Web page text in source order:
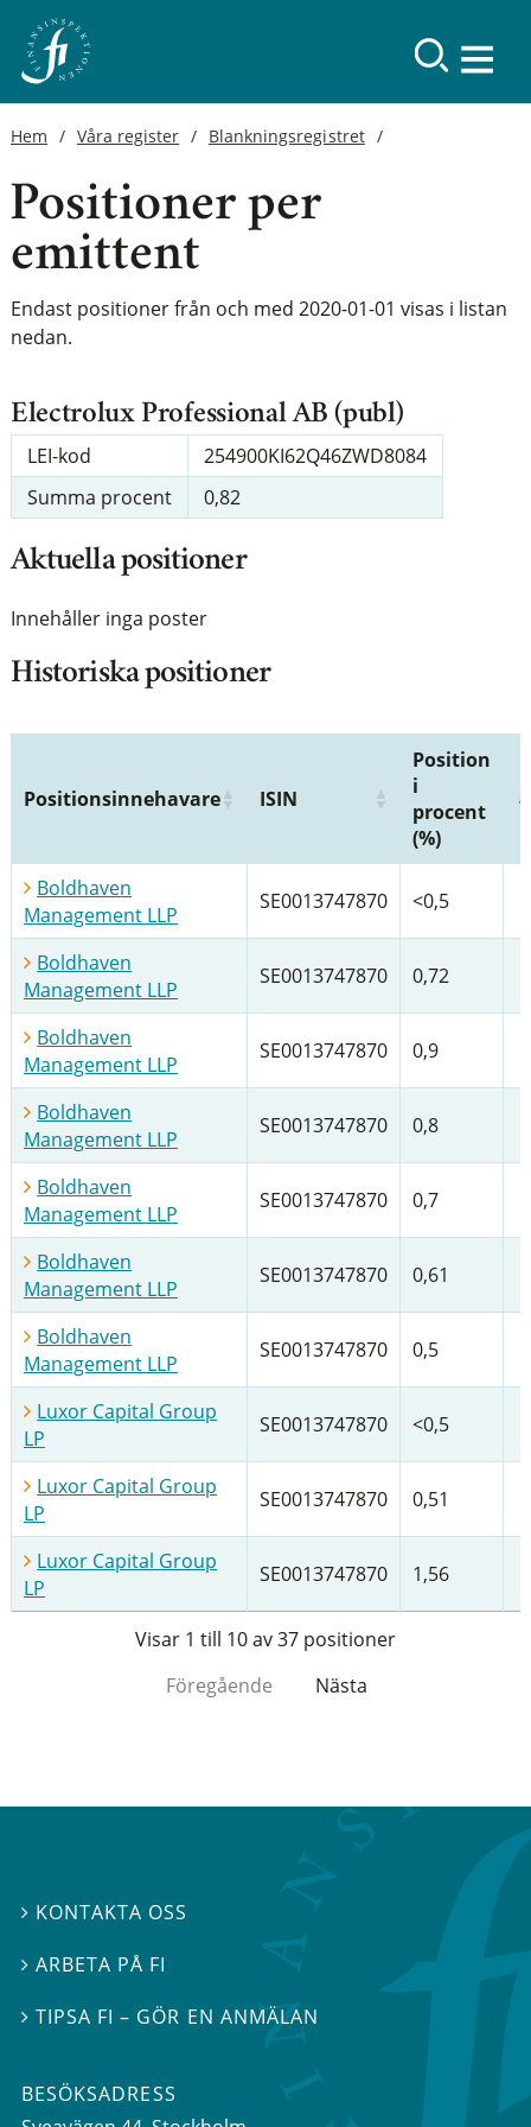
Hem Våra register Blankningsregistret
Positioner per
emittent
Endast positioner från och med 2020-01-01 visas i listan
nedan.
Electrolux Professional AB (publ)
LEI-kod
254900KI62Q46ZWD8084
Summa procent
0,82
Aktuella positioner
Innehåller inga poster
Historiska positioner
Positionsinnehavare ISIN
Position
i
procent
(%)
Boldhaven
Management LLP
SE0013747870 <0,5
Boldhaven
Management LLP
SE0013747870 0,72
Boldhaven
Management LLP
SE0013747870 0,9
Boldhaven
Management LLP
SE0013747870 0,8
Boldhaven
Management LLP
SE0013747870 0,7
Boldhaven
Management LLP
SE0013747870 0,61
Boldhaven
Management LLP
SE0013747870 0,5
Luxor Capital Group
LP
SE0013747870 <0,5
Luxor Capital Group
LP
SE0013747870 0,51
Luxor Capital Group
LP
SE0013747870 1,56
Visar 1 till 10 av 37 positioner
Föregående
Nästa
 KONTAKTA OSS
 ARBETA PÅ FI
TIPSA FI – GÖR EN ANMÄLAN
BESÖKSADRESS